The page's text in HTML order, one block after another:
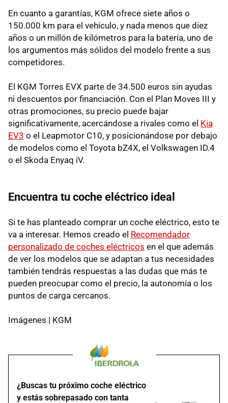
En cuanto a garantías, KGM ofrece siete años o
150.000 km para el vehículo, y nada menos que diez
años o un millón de kilómetros para la batería, uno de
los argumentos más sólidos del modelo frente a sus
competidores.
El KGM Torres EVX parte de 34.500 euros sin ayudas
ni descuentos por financiación. Con el Plan Moves III y
otras promociones, su precio puede bajar
significativamente, acercándose a rivales como el Kia
EV3 o el Leapmotor C10, y posicionándose por debajo
de modelos como el Toyota bZ4X, el Volkswagen ID.4
o el Skoda Enyaq iV.
Encuentra tu coche eléctrico ideal
Si te has planteado comprar un coche eléctrico, esto te
va a interesar. Hemos creado el Recomendador
personalizado de coches eléctricos en el que además
de ver los modelos que se adaptan a tus necesidades
también tendrás respuestas a las dudas que más te
pueden preocupar como el precio, la autonomía o los
puntos de carga cercanos.
Imágenes | KGM
¿Buscas tu próximo coche eléctrico
y estás sobrepasado con tanta